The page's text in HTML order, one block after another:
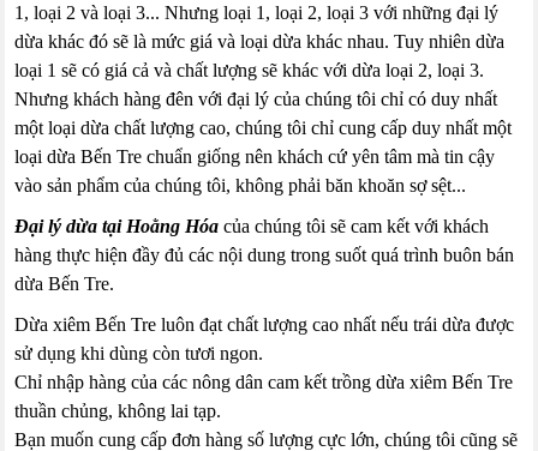
1, loại 2 và loại 3... Nhưng loại 1, loại 2, loại 3 với những đại lý
dừa khác đó sẽ là mức giá và loại dừa khác nhau. Tuy nhiên dừa
loại 1 sẽ có giá cả và chất lượng sẽ khác với dừa loại 2, loại 3.
Nhưng khách hàng đên với đại lý của chúng tôi chỉ có duy nhất
một loại dừa chất lượng cao, chúng tôi chỉ cung cấp duy nhất một
loại dừa Bến Tre chuẩn giống nên khách cứ yên tâm mà tin cậy
vào sản phẩm của chúng tôi, không phải băn khoăn sợ sệt...
Đại lý dừa tại Hoằng Hóa của chúng tôi sẽ cam kết với khách
hàng thực hiện đầy đủ các nội dung trong suốt quá trình buôn bán
dừa Bến Tre.
Dừa xiêm Bến Tre luôn đạt chất lượng cao nhất nếu trái dừa được
sử dụng khi dùng còn tươi ngon.
Chỉ nhập hàng của các nông dân cam kết trồng dừa xiêm Bến Tre
thuần chủng, không lai tạp.
Bạn muốn cung cấp đơn hàng số lượng cực lớn, chúng tôi cũng sẽ